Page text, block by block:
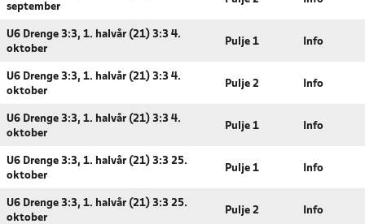
september
U6 Drenge 3:3, 1. halvår (21) 3:3 4.
oktober
Pulje 1 Info
U6 Drenge 3:3, 1. halvår (21) 3:3 4.
oktober
Pulje 2 Info
U6 Drenge 3:3, 1. halvår (21) 3:3 4.
oktober
Pulje 1 Info
U6 Drenge 3:3, 1. halvår (21) 3:3 25.
oktober
Pulje 1 Info
U6 Drenge 3:3, 1. halvår (21) 3:3 25.
oktober
Pulje 2 Info